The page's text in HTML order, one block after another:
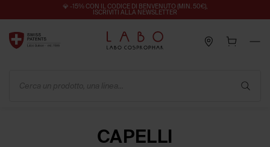
💎 -15% CON IL CODICE DI BENVENUTO (MIN. 50€),
ISCRIVITI ALLA NEWSLETTER
Cerca un prodotto, una linea...
CAPELLI